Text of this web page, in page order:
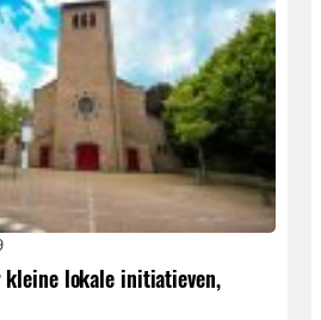
kleine lokale initiatieven,